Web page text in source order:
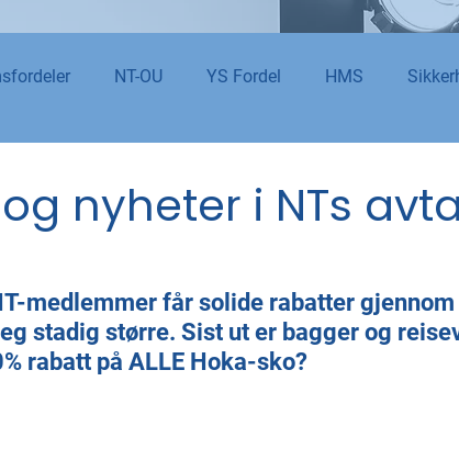
NT-OU YS Fordel HMS
og økonomi
Beredskap og sikkerhet LM25 Gjensidige
nyheter i NTs
medlemmer får solide rabatter gjennom
stadig større. Sist ut er bagger og
rabatt på ALLE Hoka-sko?